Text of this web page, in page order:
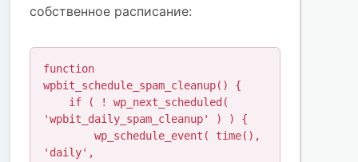
собственное расписание:
function
wpbit_schedule_spam_cleanup() {
'wpbit_daily_spam_cleanup' ) ) {
'daily',